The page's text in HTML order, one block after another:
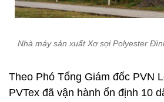
Nhà máy sản xuất Xơ sợi Polyester
Theo Phó Tổng Giám đốc PVN
PVTex đã vận hành ổn định 10